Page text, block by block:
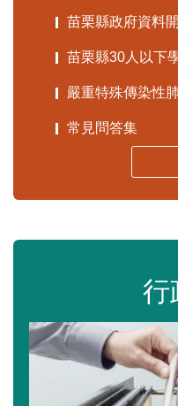
苗栗縣政府資料
苗栗縣30人以下
嚴重特殊傳染性
常見問答集
行